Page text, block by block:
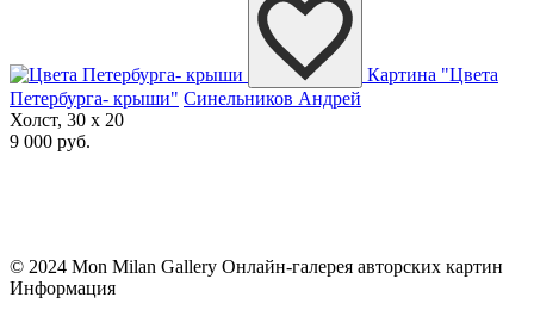
Картина "Цвета
Петербурга- крыши" Синельников Андрей
Холст, 30 x 20
9 000 руб.
© 2024 Mon Milan Gallery Онлайн-галерея авторских картин
Информация